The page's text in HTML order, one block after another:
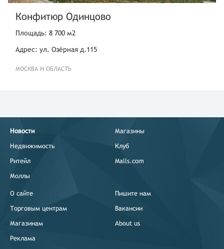
Конфитюр Одинцово
Площадь: 8 700 м2
Адрес: ул. Озёрная д.115
МОСКВА И ОБЛАСТЬ
Новости
Недвижимость
Ритейл
Моллы
Магазины
Клуб
Malls.com
О сайте
Торговым центрам
Магазинам
Реклама
Пишите нам
Вакансии
About us